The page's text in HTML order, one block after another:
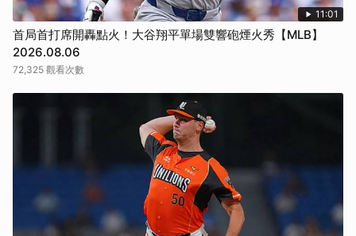
11:01
首局首打席開轟點火！大谷翔平單場雙響砲煙火秀【MLB】
2026.08.06
72,325 觀看次數